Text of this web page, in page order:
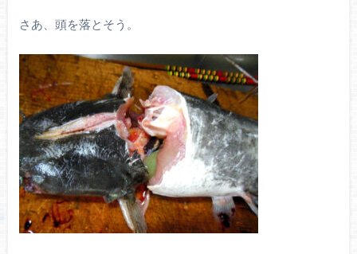
さあ、頭を落とそう。